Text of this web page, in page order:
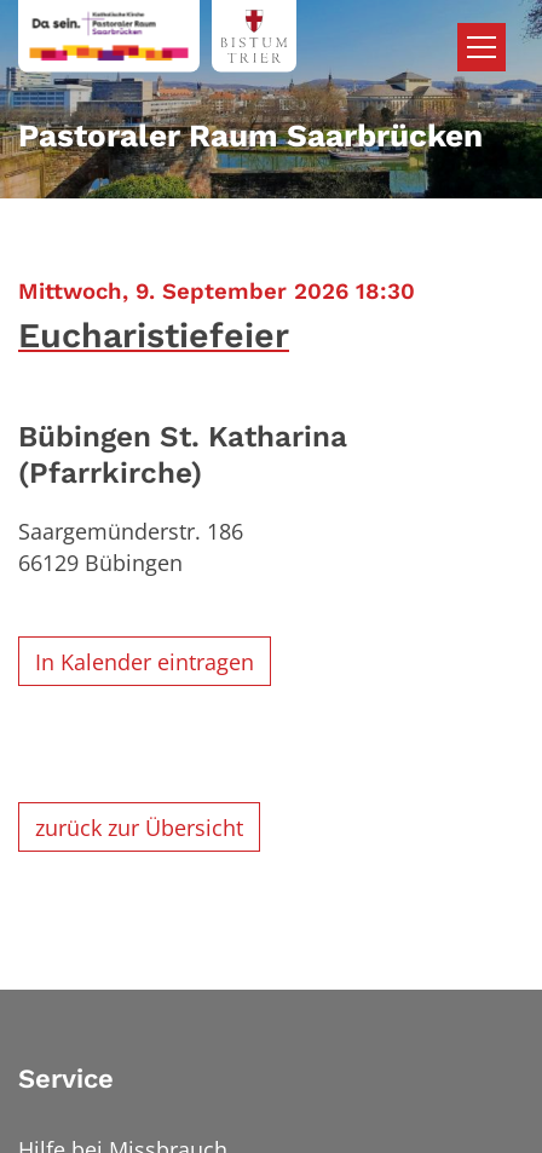
Zum Inhalt springen
Pastoraler Raum Saarbrücken
Mittwoch, 9. September 2026 18:30
Eucharistiefeier
Bübingen St. Katharina
(Pfarrkirche)
Saargemünderstr. 186
66129 Bübingen
In Kalender eintragen
zurück zur Übersicht
Service